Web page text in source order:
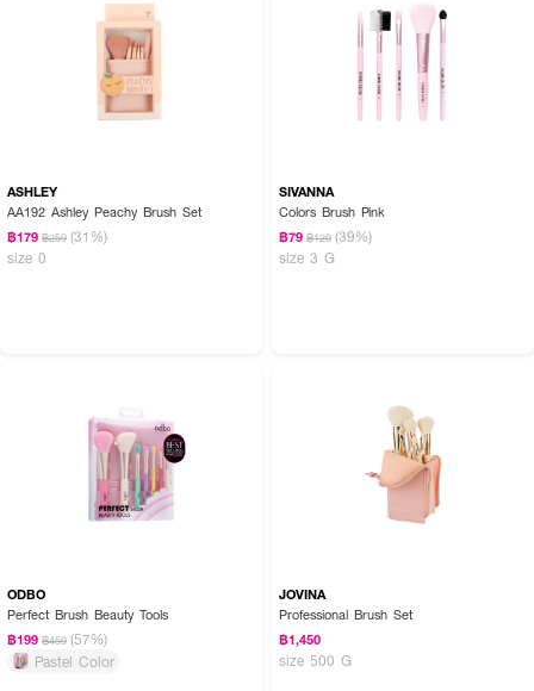
ASHLEY
AA192 Ashley Peachy Brush Set
฿179 ฿259 (31%)
size 0
SIVANNA
Colors Brush Pink
฿79 ฿129 (39%)
size 3 G
ODBO
Perfect Brush Beauty Tools
฿199 ฿459 (57%)
Pastel Color
JOVINA
Professional Brush Set
฿1,450
size 500 G